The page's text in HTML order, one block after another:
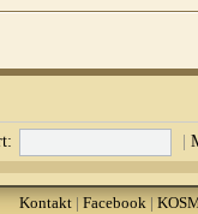
|
Kontakt| Facebook|